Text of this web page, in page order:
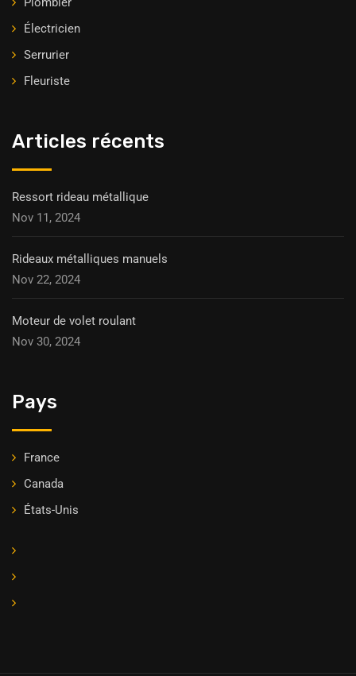
Électricien
Serrurier
Fleuriste
Articles récents
Ressort rideau métallique
Nov 11, 2024
Rideaux métalliques manuels
Nov 22, 2024
Moteur de volet roulant
Nov 30, 2024
Pays
France
Canada
États-Unis